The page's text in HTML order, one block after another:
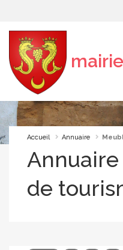
Accueil Annuaire
de
Panneau de gestion des